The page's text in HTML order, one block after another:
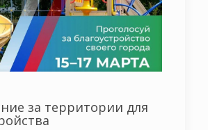
за территории для